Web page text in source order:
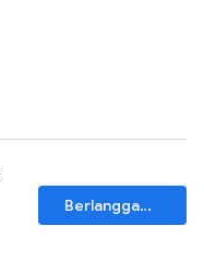
Berlangganan